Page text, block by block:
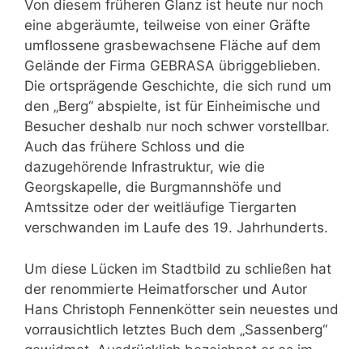
Von diesem früheren Glanz ist heute nur noch
eine abgeräumte, teilweise von einer Gräfte
umflossene grasbewachsene Fläche auf dem
Gelände der Firma GEBRASA übriggeblieben.
Die ortsprägende Geschichte, die sich rund um
den „Berg“ abspielte, ist für Einheimische und
Besucher deshalb nur noch schwer vorstellbar.
Auch das frühere Schloss und die
dazugehörende Infrastruktur, wie die
Georgskapelle, die Burgmannshöfe und
Amtssitze oder der weitläufige Tiergarten
verschwanden im Laufe des 19. Jahrhunderts.
Um diese Lücken im Stadtbild zu schließen hat
der renommierte Heimatforscher und Autor
Hans Christoph Fennenkötter sein neuestes und
vorrausichtlich letztes Buch dem „Sassenberg“